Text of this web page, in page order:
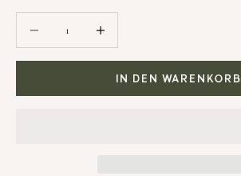
IN DEN WARENKORB